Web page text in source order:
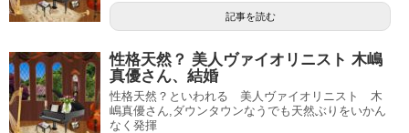
記事を読む
性格天然？ 美人ヴァイオリニスト 木嶋
真優さん、結婚
性格天然？といわれる 美人ヴァイオリニスト 木
嶋真優さん,ダウンタウンなうでも天然ぶりをいかん
なく発揮